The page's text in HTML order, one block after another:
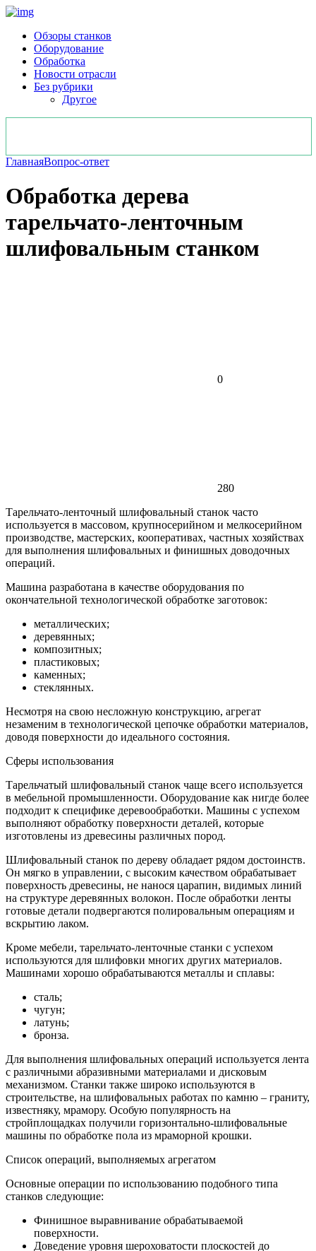
Обзоры станков
Оборудование
Обработка
Новости отрасли
Без рубрики
Другое
ГлавнаяВопрос-ответ
Обработка дерева
тарельчато-ленточным
шлифовальным станком
0
280
Тарельчато-ленточный шлифовальный станок часто
используется в массовом, крупносерийном и мелкосерийном
производстве, мастерских, кооперативах, частных хозяйствах
для выполнения шлифовальных и финишных доводочных
операций.
Машина разработана в качестве оборудования по
окончательной технологической обработке заготовок:
металлических;
деревянных;
композитных;
пластиковых;
каменных;
стеклянных.
Несмотря на свою несложную конструкцию, агрегат
незаменим в технологической цепочке обработки материалов,
доводя поверхности до идеального состояния.
Сферы использования
Тарельчатый шлифовальный станок чаще всего используется
в мебельной промышленности. Оборудование как нигде более
подходит к специфике деревообработки. Машины с успехом
выполняют обработку поверхности деталей, которые
изготовлены из древесины различных пород.
Шлифовальный станок по дереву обладает рядом достоинств.
Он мягко в управлении, с высоким качеством обрабатывает
поверхность древесины, не нанося царапин, видимых линий
на структуре деревянных волокон. После обработки ленты
готовые детали подвергаются полировальным операциям и
вскрытию лаком.
Кроме мебели, тарельчато-ленточные станки с успехом
используются для шлифовки многих других материалов.
Машинами хорошо обрабатываются металлы и сплавы:
сталь;
чугун;
латунь;
бронза.
Для выполнения шлифовальных операций используется лента
с различными абразивными материалами и дисковым
механизмом. Станки также широко используются в
строительстве, на шлифовальных работах по камню – граниту,
известняку, мрамору. Особую популярность на
стройплощадках получили горизонтально-шлифовальные
машины по обработке пола из мраморной крошки.
Список операций, выполняемых агрегатом
Основные операции по использованию подобного типа
станков следующие:
Финишное выравнивание обрабатываемой
поверхности.
Доведение уровня шероховатости плоскостей до